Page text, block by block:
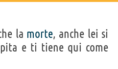
la morte, anche lei si
e ti tiene qui come